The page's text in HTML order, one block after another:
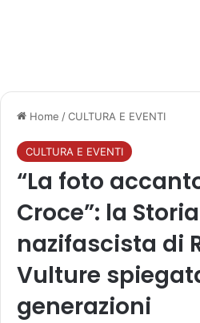
Home /CULTURA E EVENTI
CULTURA E EVENTI
“La foto
Croce”: la
nazifascista di
Vulture
generazioni